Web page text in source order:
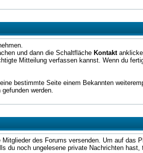
und dann die Schaltfläche Kontakt
Mitteilung verfassen kannst. Wenn du
bestimmte Seite einem Bekannten
werden.
des Forums versenden. Um auf das
du noch ungelesene private Nachrichten hast,